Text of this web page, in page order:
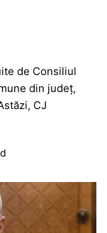
ar
de Consiliul
din județ,
CJ